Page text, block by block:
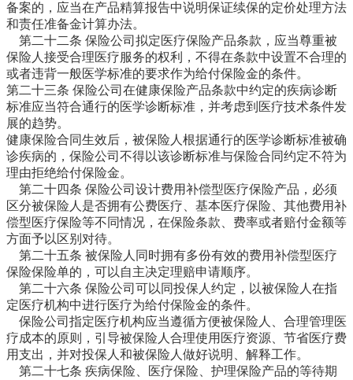
备案的，应当在产品精算报告中说明保证续保的定价处理方法
和责任准备金计算办法。
第二十二条 保险公司拟定医疗保险产品条款，应当尊重被
保险人接受合理医疗服务的权利，不得在条款中设置不合理的
或者违背一般医学标准的要求作为给付保险金的条件。
第二十三条 保险公司在健康保险产品条款中约定的疾病诊断
标准应当符合通行的医学诊断标准，并考虑到医疗技术条件发
展的趋势。
健康保险合同生效后，被保险人根据通行的医学诊断标准被确
诊疾病的，保险公司不得以该诊断标准与保险合同约定不符为
理由拒绝给付保险金。
第二十四条 保险公司设计费用补偿型医疗保险产品，必须
区分被保险人是否拥有公费医疗、基本医疗保险、其他费用补
偿型医疗保险等不同情况，在保险条款、费率或者赔付金额等
方面予以区别对待。
第二十五条 被保险人同时拥有多份有效的费用补偿型医疗
保险保险单的，可以自主决定理赔申请顺序。
第二十六条 保险公司可以同投保人约定，以被保险人在指
定医疗机构中进行医疗为给付保险金的条件。
保险公司指定医疗机构应当遵循方便被保险人、合理管理医
疗成本的原则，引导被保险人合理使用医疗资源、节省医疗费
用支出，并对投保人和被保险人做好说明、解释工作。
第二十七条 疾病保险、医疗保险、护理保险产品的等待期